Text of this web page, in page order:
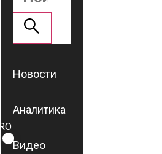
ROMÂNĂ
RU
Новости
Аналитика
Видео